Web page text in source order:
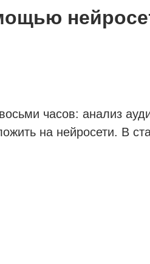
часов: анализ
на нейросети. В